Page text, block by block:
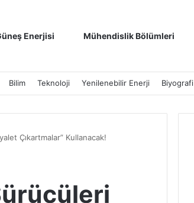
Enerjisi Mühendislik Bölümleri
Bilim Teknoloji Yenilenebilir Enerji Biyografi
Çıkartmalar” Kullanacak!